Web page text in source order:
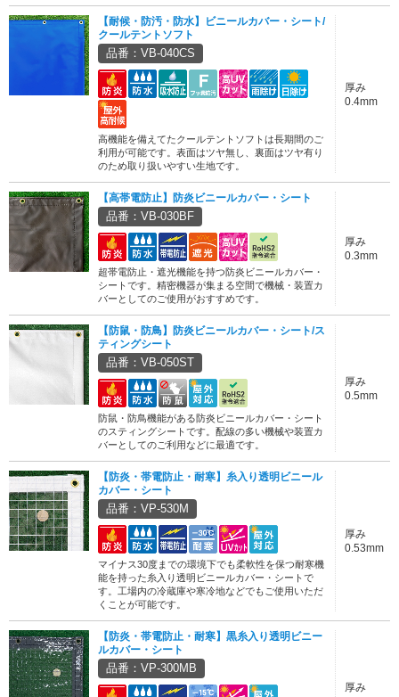
【耐候・防汚・防水】ビニールカバー・シート/
クールテントソフト
品番：VB-040CS
高機能を備えてたクールテントソフトは長期間のご
利用が可能です。表面はツヤ無し、裏面はツヤ有り
のため取り扱いやすい生地です。
厚み
0.4mm
【高帯電防止】防炎ビニールカバー・シート
品番：VB-030BF
超帯電防止・遮光機能を持つ防炎ビニールカバー・
シートです。精密機器が集まる空間で機械・装置カ
バーとしてのご使用がおすすめです。
厚み
0.3mm
【防鼠・防鳥】防炎ビニールカバー・シート/ス
ティングシート
品番：VB-050ST
防鼠・防鳥機能がある防炎ビニールカバー・シート
のスティングシートです。配線の多い機械や装置カ
バーとしてのご利用などに最適です。
厚み
0.5mm
【防炎・帯電防止・耐寒】糸入り透明ビニール
カバー・シート
品番：VP-530M
マイナス30度までの環境下でも柔軟性を保つ耐寒機
能を持った糸入り透明ビニールカバー・シートで
す。工場内の冷蔵庫や寒冷地などでもご使用いただ
くことが可能です。
厚み
0.53mm
【防炎・帯電防止・耐寒】黒糸入り透明ビニー
ルカバー・シート
品番：VP-300MB
厚み